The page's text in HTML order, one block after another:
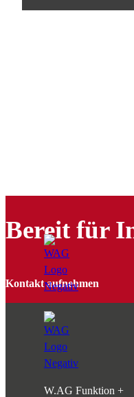
Bereit für
Kontakt aufnehmen
W.AG Funktion +